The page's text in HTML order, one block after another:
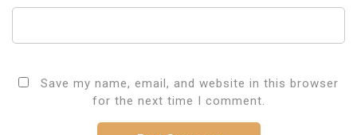
Save my name, email, and website in this browser
for the next time I comment.